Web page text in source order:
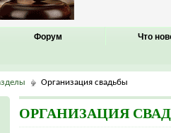
Форум Что
Организация свадьбы
ОРГАНИЗАЦИЯ